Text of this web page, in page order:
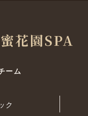
ーム
ク